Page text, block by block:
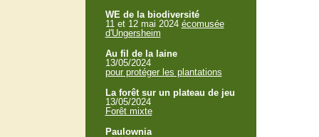
WE de la biodiversité
11 et 12 mai 2024 écomusée
d'Ungersheim
Au fil de la laine
13/05/2024
pour protéger les plantations
La forêt sur un plateau de jeu
13/05/2024
Forêt mixte
Paulownia